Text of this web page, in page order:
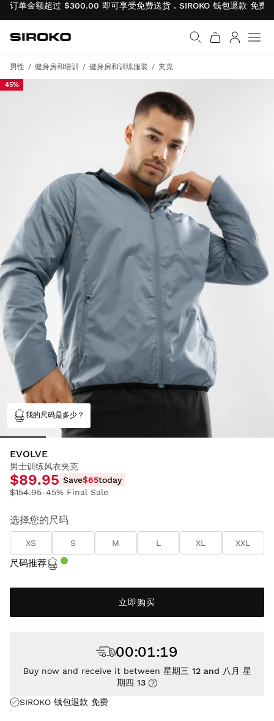
订单金额超过 $300.00 即可享受免费送货 . SIROKO 钱包退款 免费
返回首页
Siroko.com
男性 健身房和培训 健身房和训练服装 夹克
45%
我的尺码是多少？
EVOLVE
男士训练风衣夹克
$89.95 Save$65today
$154.95-45% Final Sale
选择您的尺码
XS S M L XL XXL
尺码推荐
立即购买
SIROKO 钱包退款 免费
00:01:18
Buy now and receive it between 星期三 12 and 八月 星
期四 13